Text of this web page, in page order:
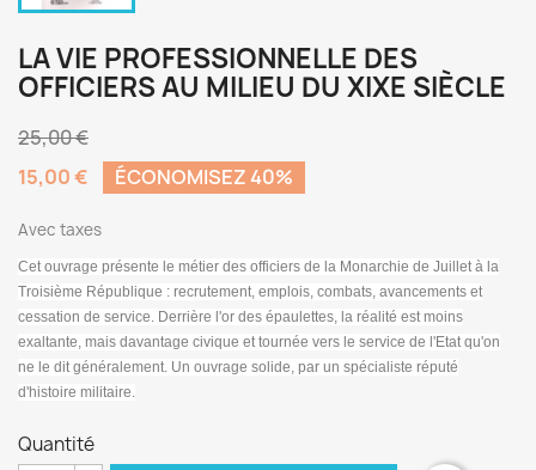
LA VIE PROFESSIONNELLE DES
OFFICIERS AU MILIEU DU XIXE SIÈCLE
25,00 €
15,00 €
ÉCONOMISEZ 40%
Avec taxes
Cet ouvrage présente le métier des officiers de la Monarchie de Juillet à la
Troisième République : recrutement, emplois, combats, avancements et
cessation de service. Derrière l'or des épaulettes, la réalité est moins
exaltante, mais davantage civique et tournée vers le service de l'Etat qu'on
ne le dit généralement. Un ouvrage solide, par un spécialiste réputé
d'histoire militaire.
Quantité